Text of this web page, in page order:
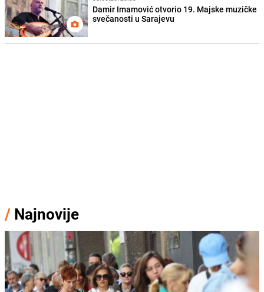
Damir Imamović otvorio 19. Majske muzičke
svečanosti u Sarajevu
/ Najnovije